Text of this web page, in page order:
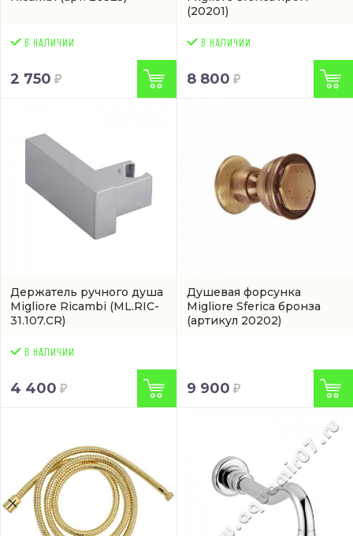
2 750
(20201)
8 800
Держатель ручного душа
Migliore Ricambi (ML.RIC-
31.107.CR)
4 400
Душевая форсунка
Migliore Sferica бронза
(артикул 20202)
9 900